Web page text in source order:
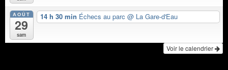
AOÛT
29
sam
14 h 30 min Échecs au parc @ La Gare-d'Eau
Voir le calendrier